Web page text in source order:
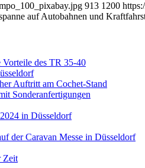
913 1200
auf Autobahnen und
des TR 35-40
Auftritt am Cochet-Stand
Sonderanfertigungen
in Düsseldorf
der Caravan Messe in Düsseldorf
Zeit